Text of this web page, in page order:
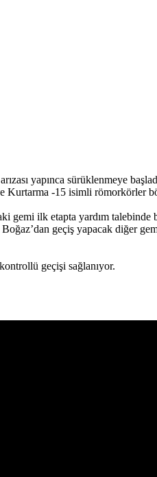
yapınca sürüklenmeye
-15 isimli römorkörler
gemi ilk etapta yardım
geçiş yapacak diğer
geçişi sağlanıyor.